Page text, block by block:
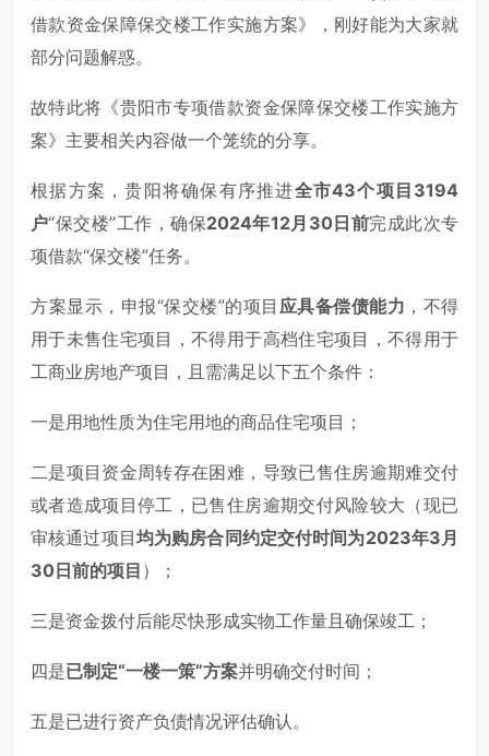
借款资金保障保交楼工作实施方案》，刚好能为大家就
部分问题解惑。
故特此将《贵阳市专项借款资金保障保交楼工作实施方
案》主要相关内容做一个笼统的分享。
根据方案，贵阳将确保有序推进全市43个项目3194
户“保交楼”工作，确保2024年12月30日前完成此次专
项借款“保交楼”任务。
方案显示，申报“保交楼”的项目 应具备偿债能力 ，不得
用于未售住宅项目，不得用于高档住宅项目，不得用于
工商业房地产项目，且需满足以下五个条件：
一是用地性质为住宅用地的商品住宅项目；
二是项目资金周转存在困难，导致已售住房逾期难交付
或者造成项目停工，已售住房逾期交付风险较大（现已
审核通过项目均为购房合同约定交付时间为2023年3月
30日前的项目 ）；
三是资金拨付后能尽快形成实物工作量且确保竣工；
四是已制定“一楼一策”方案并明确交付时间；
五是已进行资产负债情况评估确认。